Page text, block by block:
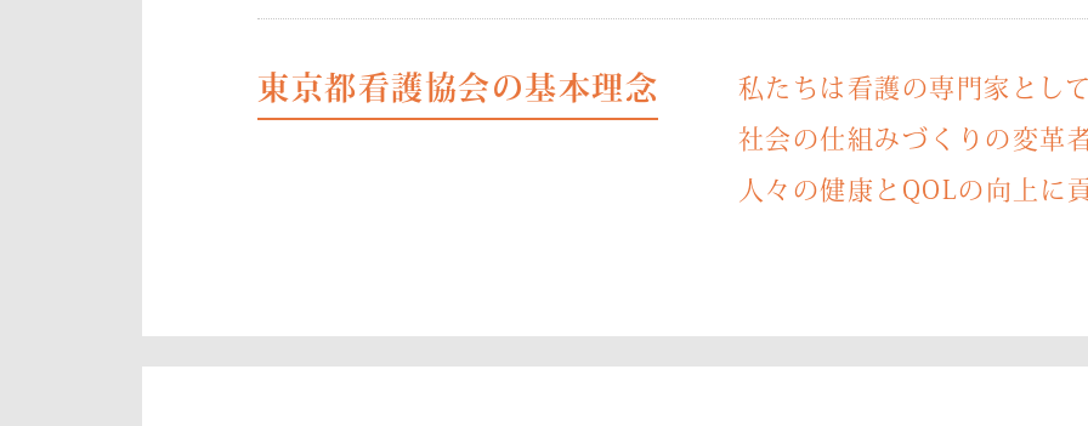
東京都看護協会の基本理念
私たちは看護の専門家とし
社会の仕組みづくりの変革
人々の健康とQOLの向上に